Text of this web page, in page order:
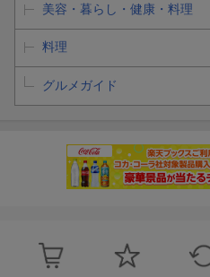
美容・暮らし・健康・料理
料理
グルメガイド